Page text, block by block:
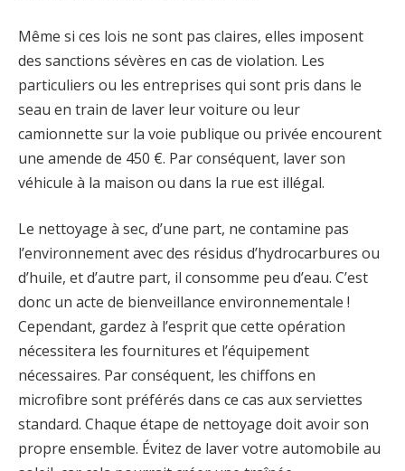
Même si ces lois ne sont pas claires, elles imposent
des sanctions sévères en cas de violation. Les
particuliers ou les entreprises qui sont pris dans le
seau en train de laver leur voiture ou leur
camionnette sur la voie publique ou privée encourent
une amende de 450 €. Par conséquent, laver son
véhicule à la maison ou dans la rue est illégal.
Le nettoyage à sec, d’une part, ne contamine pas
l’environnement avec des résidus d’hydrocarbures ou
d’huile, et d’autre part, il consomme peu d’eau. C’est
donc un acte de bienveillance environnementale !
Cependant, gardez à l’esprit que cette opération
nécessitera les fournitures et l’équipement
nécessaires. Par conséquent, les chiffons en
microfibre sont préférés dans ce cas aux serviettes
standard. Chaque étape de nettoyage doit avoir son
propre ensemble. Évitez de laver votre automobile au